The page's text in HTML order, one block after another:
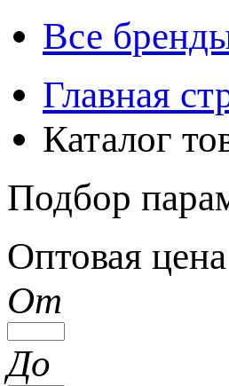
Все
Главная
Каталог
Подбор
Оптовая цена
От
До